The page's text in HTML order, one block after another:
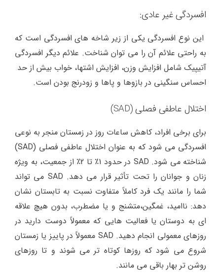
افسردگی غیر عادی:
این نوع افسردگی یکی از زیر شاخه های افسردگی است که
به راحتی علائم آن را می توان شناخت. علائم دیگر افسردگی
آتیپیک شامل افزایش وزن، افزایش اشتها، خواب بیش از حد
احساس سنگینی در بازوها و پاها و زودرنج بودن است.
اختلال عاطفی فصلی (SAD)
برای برخی افراد، کاهش ساعات روز در زمستان منجر به نوعی
افسردگی می شود که به عنوان اختلال عاطفی فصلی (SAD)
شناخته می شود. SAD در حدود 1٪ تا 2٪ از جمعیت، به ویژه
زنان و جوانان را تحت تأثیر قرار می دهد. SAD می تواند
شما را مانند یک فرد کاملاً متفاوت نسبت به تابستان نشان
دهد: ناامید، غمگین،متشنج و یا مضطرب، بدون هیچ علاقه
ای به دوستان یا فعالیت هایی که معمولاً دوست دارید در
روزهای معمولی انجام دهید. SAD معمولاً در پاییز یا زمستان
شروع می شود که روزها کوتاه تر می شوند و تا روزهای
روشن تر بهار باقی می مانند.